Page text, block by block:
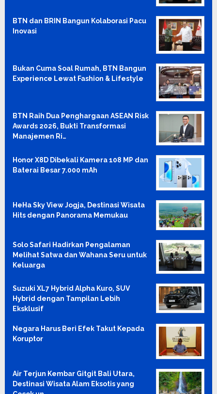
BTN dan BRIN Bangun Kolaborasi Pacu
Inovasi
Bukan Cuma Soal Rumah, BTN Bangun
Experience Lewat Fashion & Lifestyle
BTN Raih Dua Penghargaan ASEAN Risk
Awards 2026, Bukti Transformasi
Manajemen Ri…
Honor X8D Dibekali Kamera 108 MP dan
Baterai Besar 7.000 mAh
HeHa Sky View Jogja, Destinasi Wisata
Hits dengan Panorama Memukau
Solo Safari Hadirkan Pengalaman
Melihat Satwa dan Wahana Seru untuk
Keluarga
Suzuki XL7 Hybrid Alpha Kuro, SUV
Hybrid dengan Tampilan Lebih
Eksklusif
Negara Harus Beri Efek Takut Kepada
Koruptor
Air Terjun Kembar Gitgit Bali Utara,
Destinasi Wisata Alam Eksotis yang